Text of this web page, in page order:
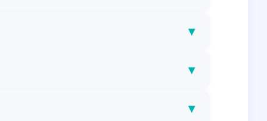
▾
▾
▾